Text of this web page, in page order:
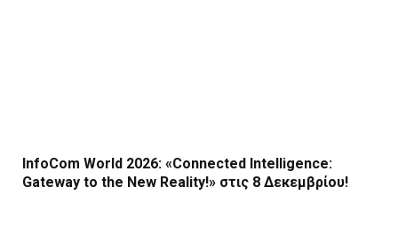
InfoCom World 2026: «Connected Intelligence:
Gateway to the New Reality!» στις 8 Δεκεμβρίου!